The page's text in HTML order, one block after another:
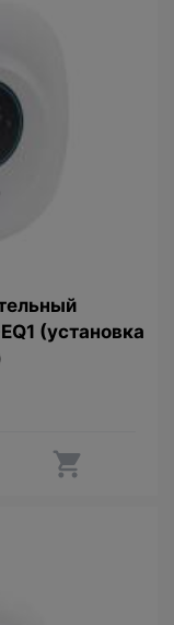
(установка